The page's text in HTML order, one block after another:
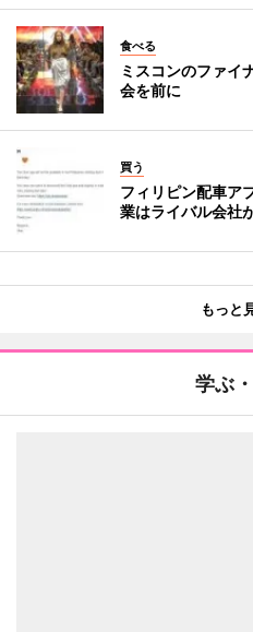
食べる
ミスコンのファ
会を前に
買う
フィリピン配車
業はライバル会社
もっと
学ぶ